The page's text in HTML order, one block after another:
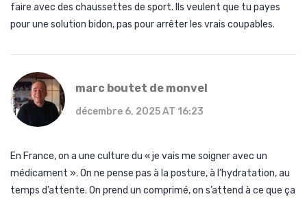
faire avec des chaussettes de sport. Ils veulent que tu payes
pour une solution bidon, pas pour arrêter les vrais coupables.
marc boutet de monvel
décembre 6, 2025 AT 16:23
En France, on a une culture du « je vais me soigner avec un
médicament ». On ne pense pas à la posture, à l’hydratation, au
temps d’attente. On prend un comprimé, on s’attend à ce que ça